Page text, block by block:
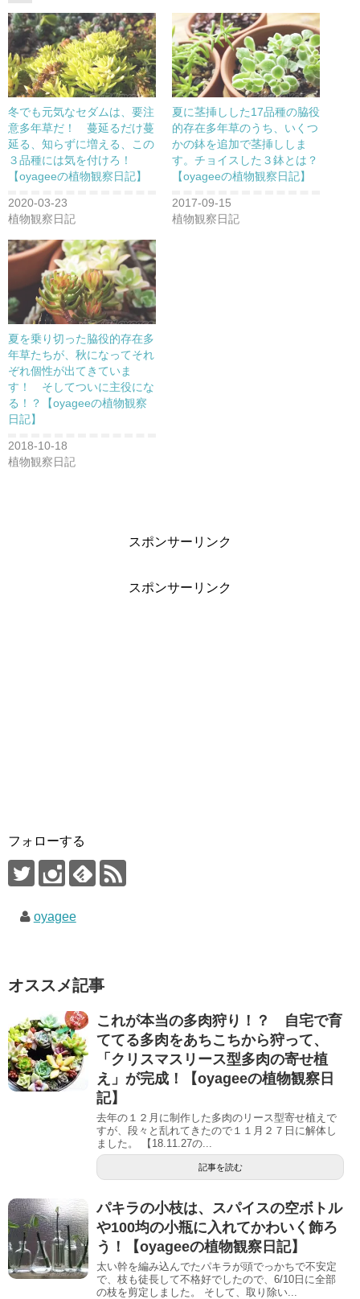
t
e
r
で
共
有
(
新
し
い
ウ
ィ
ン
ド
ウ
で
開
き
ま
)
有
す
る
に
は
ク
リ
ッ
ク
し
て
く
さ
い
新
し
い
ン
ド
で
開
き
ま
す
)
l
e
+
で
共
有
(
新
し
い
ウ
ィ
ン
ド
ウ
で
開
き
ま
冬でも元気なセダムは、要注
意多年草だ！ 蔓延るだけ蔓
延る、知らずに増える、この
３品種には気を付けろ！
【oyageeの植物観察日記】
2020-03-23
植物観察日記
夏に茎挿しした17品種の脇役
的存在多年草のうち、いくつ
かの鉢を追加で茎挿ししま
す。チョイスした３鉢とは？
【oyageeの植物観察日記】
2017-09-15
植物観察日記
夏を乗り切った脇役的存在多
年草たちが、秋になってそれ
ぞれ個性が出てきていま
す！ そしてついに主役にな
る！？【oyageeの植物観察
日記】
2018-10-18
植物観察日記
スポンサーリンク
スポンサーリンク
フォローする
oyagee
オススメ記事
これが本当の多肉狩り！？ 自宅で育
ててる多肉をあちこちから狩って、
「クリスマスリース型多肉の寄せ植
え」が完成！【oyageeの植物観察日
記】
去年の１２月に制作した多肉のリース型寄せ植えで
すが、段々と乱れてきたので１１月２７日に解体し
ました。 【18.11.27の...
記事を読む
パキラの小枝は、スパイスの空ボトル
や100均の小瓶に入れてかわいく飾ろ
う！【oyageeの植物観察日記】
太い幹を編み込んでたパキラが頭でっかちで不安定
で、枝も徒長して不格好でしたので、6/10日に全部
の枝を剪定しました。 そして、取り除い...